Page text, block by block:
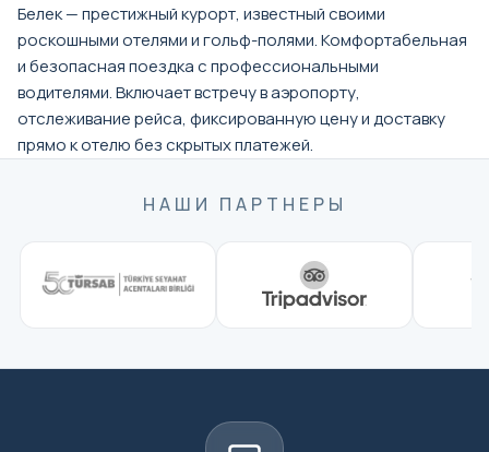
Белек — престижный курорт, известный своими
роскошными отелями и гольф-полями. Комфортабельная
и безопасная поездка с профессиональными
водителями. Включает встречу в аэропорту,
отслеживание рейса, фиксированную цену и доставку
прямо к отелю без скрытых платежей.
НАШИ ПАРТНЕРЫ